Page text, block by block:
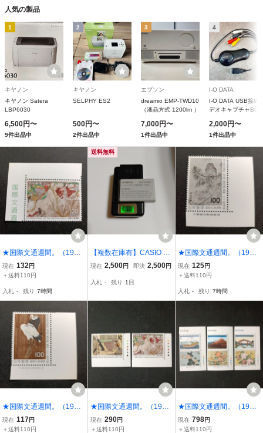
人気の製品
1
キヤノン
キヤノン Satera
LBP6030
6,500円〜
9件出品中
2
キヤノン
SELPHY ES2
500円〜
2件出品中
3
エプソン
dreamio EMP-TWD10
（液晶方式 1200lm ）
7,000円〜
1件出品中
4
I-O DATA
I-O DATA USB接続
デオキャプチャBOX
2,000円〜
1件出品中
★国際文通週間。（1989
年）。平成元年年。美
品。源氏物語絵巻「竹
手。平成切手。切手。
現在 132円
＋送料110円
入札 - 残り 7時間
送料無料
【複数在庫有】CASIO カ
シオ 純正 電池パック HA-
X7シリーズ用 本体のみ
現在 2,500円 即決 2,500円
入札 - 残り 1日
★国際文通週間。（1979
年）。昭和54年。美品。
円山応拳画「深山大沢
手。切手
現在 125円
＋送料110円
入札 - 残り 7時間
★国際文通週間。（1980
年）。昭和55年。美品。
渡辺始興画。「鶴図」。
現在 117円
＋送料110円
★国際文通週間。（1989
年）。平成元年。美品。2
点set。「宿木」。「竹
現在 290円
＋送料110円
★国際文通週間。（1999
年）。平成11年。美品。
6点set。葛飾北斎画。
現在 798円
＋送料110円